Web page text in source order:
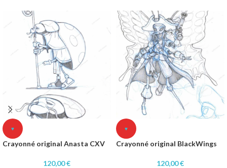
♥
Crayonné original Anasta CXV
120,00€
♥
Crayonné original BlackWings
120,00€